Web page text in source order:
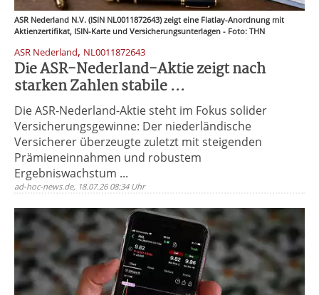
ASR Nederland N.V. (ISIN NL0011872643) zeigt eine Flatlay-Anordnung mit
Aktienzertifikat, ISIN-Karte und Versicherungsunterlagen - Foto: THN
ASR Nederland, NL0011872643
Die ASR-Nederland-Aktie zeigt nach
starken Zahlen stabile ...
Die ASR-Nederland-Aktie steht im Fokus solider
Versicherungsgewinne: Der niederländische
Versicherer überzeugte zuletzt mit steigenden
Prämieneinnahmen und robustem
Ergebniswachstum ...
ad-hoc-news.de, 18.07.26 08:34 Uhr